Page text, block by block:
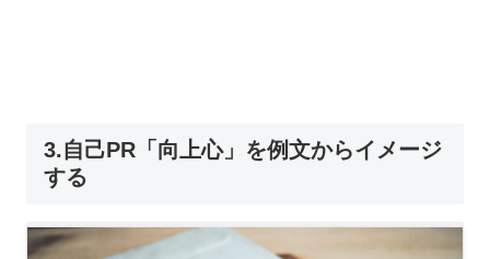
3.自己PR「向上心」を例文からイメージ
する